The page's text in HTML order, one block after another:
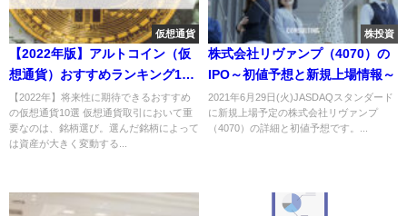
仮想通貨
【2022年版】アルトコイン（仮
想通貨）おすすめランキング10
選！最新の銘柄なども踏まえて
徹底比較
【2022年】将来性に期待できるおすすめ
の仮想通貨10選 仮想通貨取引において重
要なのは、銘柄選び。選んだ銘柄によって
は資産が大きく変動する...
株投資
株式会社リヴァンプ（4070）の
IPO～初値予想と新規上場情報～
2021年6月29日(火)JASDAQスタンダード
に新規上場予定の株式会社リヴァンプ
（4070）の詳細と初値予想です。...